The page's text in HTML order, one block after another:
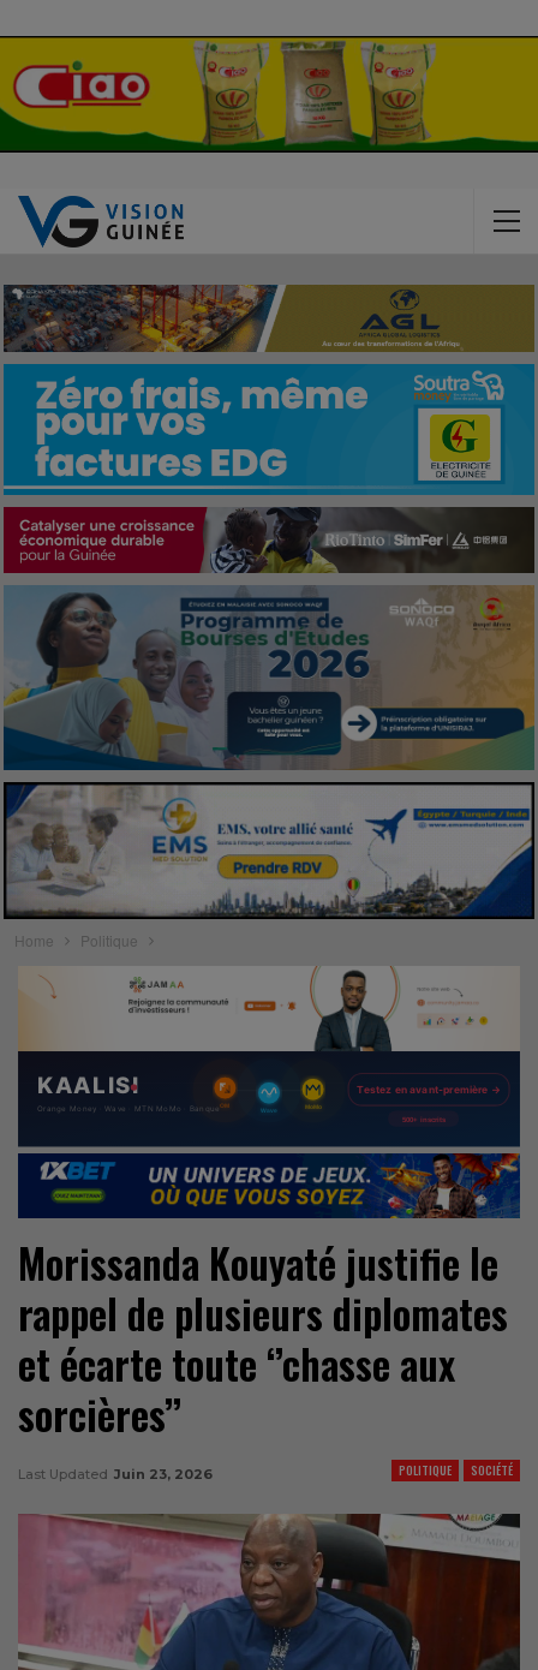
Home Politique
Morissanda Kouyaté justifie le
rappel de plusieurs diplomates
et écarte toute ‘’chasse aux
sorcières’’
POLITIQUE SOCIÉTÉ
Last Updated Juin 23, 2026